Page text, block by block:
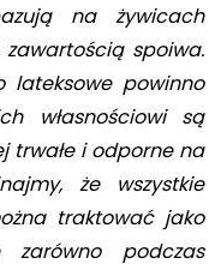
na żywicach
spoiwa.
lateksowe powinno
własnościowi są
trwałe i odporne na
że wszystkie
traktować jako
podczas